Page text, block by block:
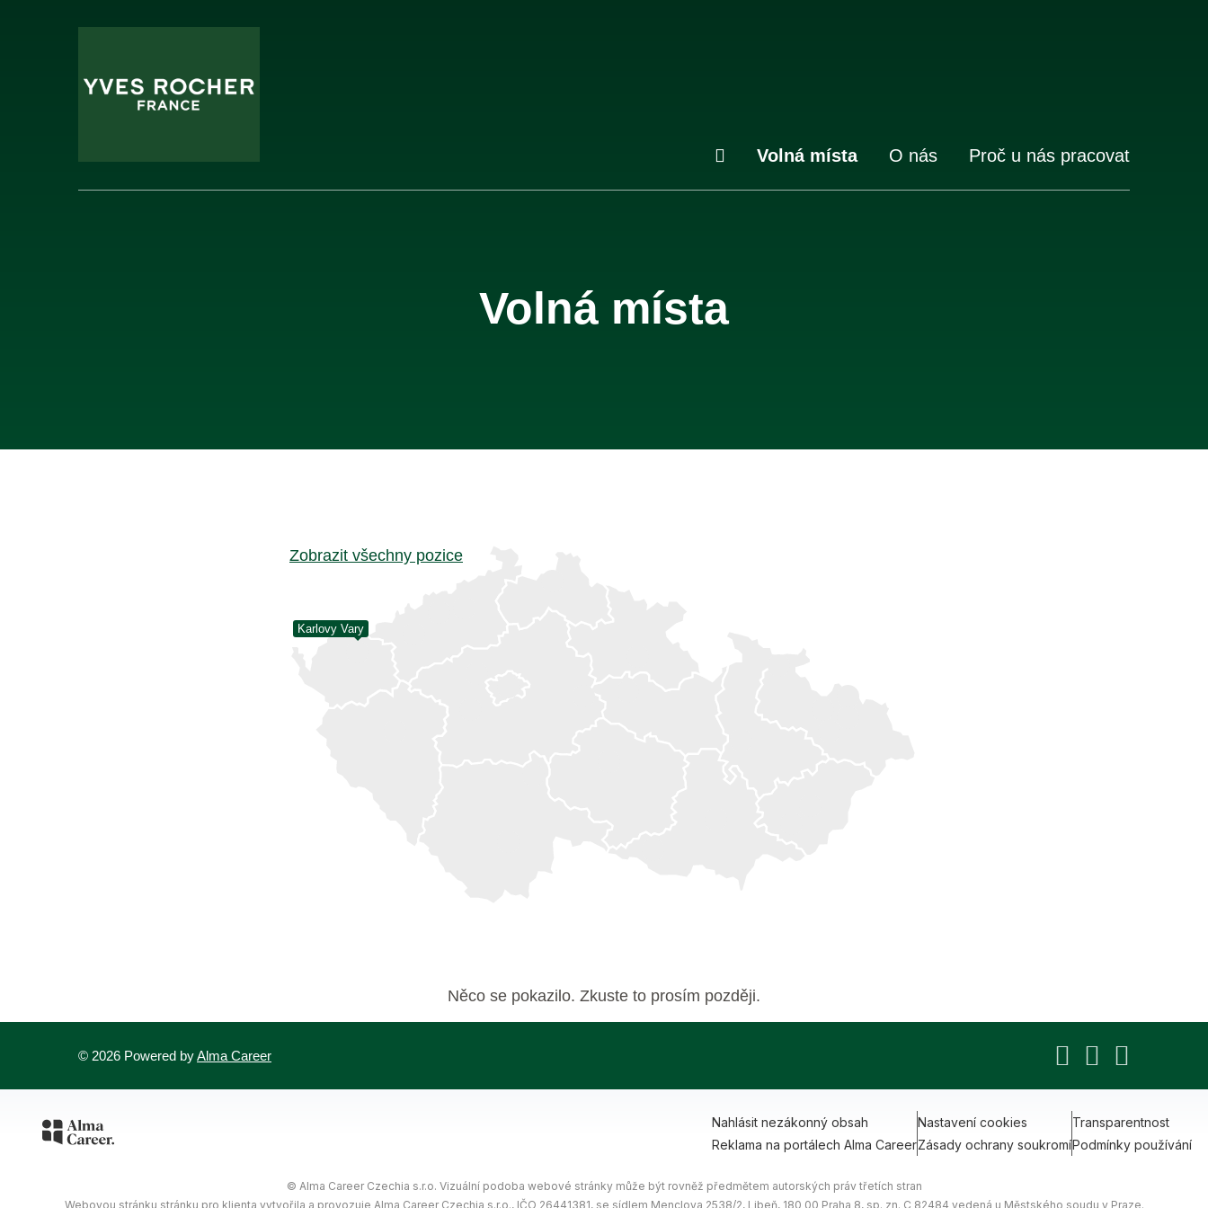
Volná místa O nás Proč u nás pracovat
Volná místa
Karlovy Vary
Zobrazit všechny pozice
Něco se pokazilo. Zkuste to prosím později.
© 2026 Powered byAlma Career
Nahlásit nezákonný obsah Nastavení cookies
Transparentnost
Reklama na portálech Alma CareerZásady ochrany soukromíPodmínky používání
© Alma Career Czechia s.r.o. Vizuální podoba webové stránky může být rovněž předmětem autorských práv třetích stran
Webovou stránku stránku pro klienta vytvořila a provozuje Alma Career Czechia s.r.o., IČO 26441381, se sídlem Menclova 2538/2, Libeň, 180 00 Praha 8, sp. zn. C 82484 vedená u Městského soudu v Praze.